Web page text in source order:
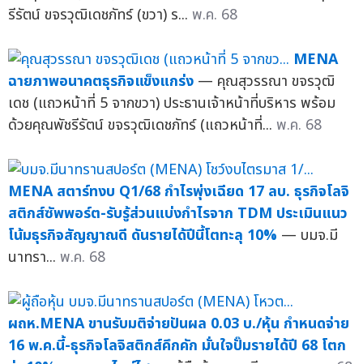
รีรัตน์ ขจรวุฒิเดชภัทร์ (ขวา) ร... พ.ค. 68
MENA
ฉายภาพอนาคตธุรกิจแข็งแกร่ง — คุณสุวรรณา ขจรวุฒิ
เดช (แถวหน้าที่ 5 จากขวา) ประธานเจ้าหน้าที่บริหาร พร้อม
ด้วยคุณพัชรีรัตน์ ขจรวุฒิเดชภัทร์ (แถวหน้าที่... พ.ค. 68
MENA สตาร์ทงบ Q1/68 กำไรพุ่งเฉียด 17 ลบ. ธุรกิจโลจิ
สติกส์ซัพพอร์ต-รับรู้ส่วนแบ่งกำไรจาก TDM ประเมินแนว
โน้มธุรกิจสัญญาณดี ดันรายได้ปีนี้โตทะลุ 10% — บมจ.มี
นาทรา... พ.ค. 68
ผถห.MENA ขานรับมติจ่ายปันผล 0.03 บ./หุ้น กำหนดจ่าย
16 พ.ค.นี้-ธุรกิจโลจิสติกส์คึกคัก มั่นใจปั๊มรายได้ปี 68 โตก